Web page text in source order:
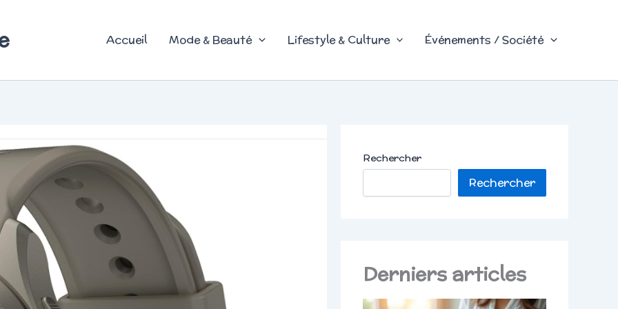
Accueil Mode & Beauté Lifestyle & Culture Événements / Société
Rechercher
Rechercher
Derniers articles